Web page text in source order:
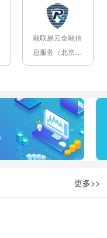
融联易云金融信
息服务（北京）
有限公司
更多>>